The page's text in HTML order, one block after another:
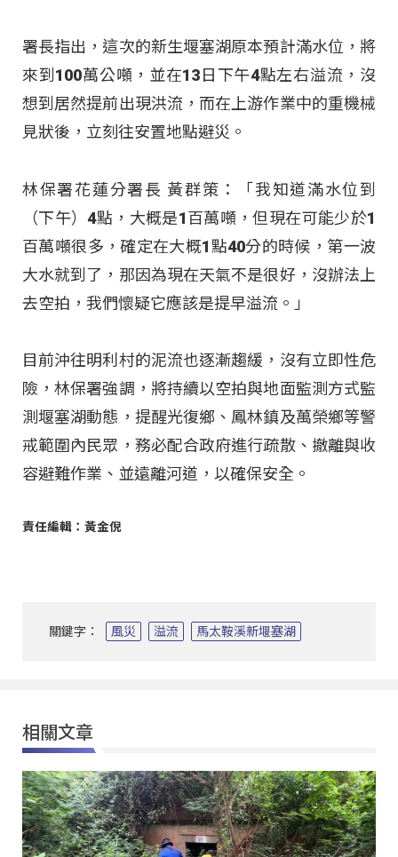
署長指出，這次的新生堰塞湖原本預計滿水位，將
來到100萬公噸，並在13日下午4點左右溢流，沒
想到居然提前出現洪流，而在上游作業中的重機械
見狀後，立刻往安置地點避災。
林保署花蓮分署長 黃群策：「我知道滿水位到
（下午）4點，大概是1百萬噸，但現在可能少於1
百萬噸很多，確定在大概1點40分的時候，第一波
大水就到了，那因為現在天氣不是很好，沒辦法上
去空拍，我們懷疑它應該是提早溢流。」
目前沖往明利村的泥流也逐漸趨緩，沒有立即性危
險，林保署強調，將持續以空拍與地面監測方式監
測堰塞湖動態，提醒光復鄉、鳳林鎮及萬榮鄉等警
戒範圍內民眾，務必配合政府進行疏散、撤離與收
容避難作業、並遠離河道，以確保安全。
責任編輯：黃金倪
關鍵字： 風災 溢流 馬太鞍溪新堰塞湖
相關文章